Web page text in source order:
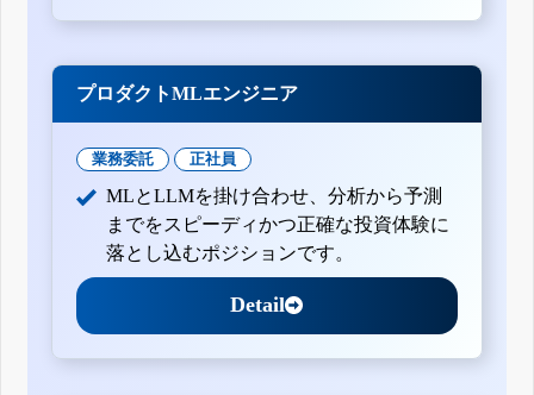
プロダクトMLエンジニア
業務委託 正社員
MLとLLMを掛け合わせ、分析から予測
までをスピーディかつ正確な投資体験に
落とし込むポジションです。
Detail